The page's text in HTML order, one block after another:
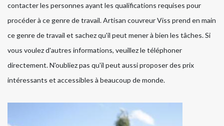
contacter les personnes ayant les qualifications requises pour
procéder à ce genre de travail. Artisan couvreur Viss prend en main
ce genre de travail et sachez qu'il peut mener à bien les tâches. Si
vous voulez d'autres informations, veuillez le téléphoner
directement. N'oubliez pas qu'il peut aussi proposer des prix
intéressants et accessibles à beaucoup de monde.